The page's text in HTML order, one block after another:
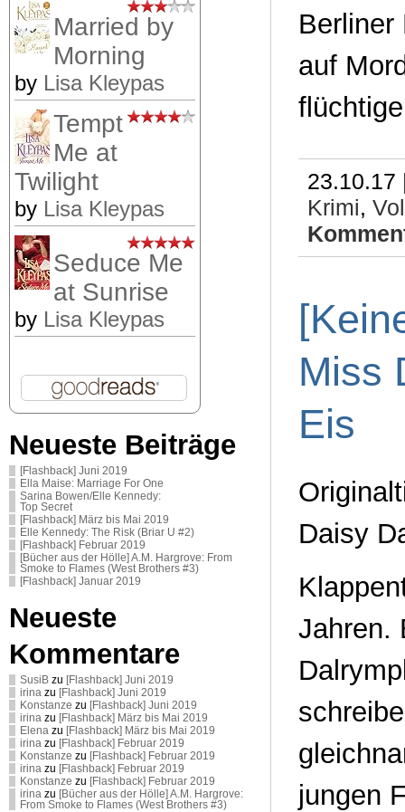
Married by
Morning
by Lisa Kleypas
Tempt
Me at
Twilight
by Lisa Kleypas
Seduce Me
at Sunrise
by Lisa Kleypas
Neueste Beiträge
[Flashback] Juni 2019
Ella Maise: Marriage For One
Sarina Bowen/Elle Kennedy:
Top Secret
[Flashback] März bis Mai 2019
Elle Kennedy: The Risk (Briar U #2)
[Flashback] Februar 2019
[Bücher aus der Hölle] A.M. Hargrove: From
Smoke to Flames (West Brothers #3)
[Flashback] Januar 2019
Neueste
Kommentare
SusiB zu [Flashback] Juni 2019
irina zu [Flashback] Juni 2019
Konstanze zu [Flashback] Juni 2019
irina zu [Flashback] März bis Mai 2019
Elena zu [Flashback] März bis Mai 2019
irina zu [Flashback] Februar 2019
Konstanze zu [Flashback] Februar 2019
irina zu [Flashback] Februar 2019
Konstanze zu [Flashback] Februar 2019
irina zu [Bücher aus der Hölle] A.M. Hargrove:
From Smoke to Flames (West Brothers #3)
Berliner
auf
Krimi,
Miss
Eis
Daisy
Jahren.
jungen